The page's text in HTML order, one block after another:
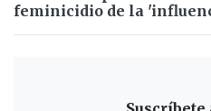
feminicidio de la